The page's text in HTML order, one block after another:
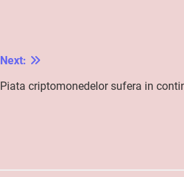
Next:
Piata criptomonedelor sufera in